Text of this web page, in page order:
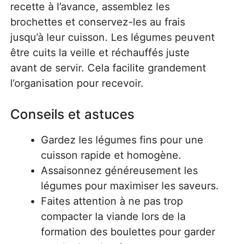
recette à l’avance, assemblez les
brochettes et conservez-les au frais
jusqu’à leur cuisson. Les légumes peuvent
être cuits la veille et réchauffés juste
avant de servir. Cela facilite grandement
l’organisation pour recevoir.
Conseils et astuces
Gardez les légumes fins pour une
cuisson rapide et homogène.
Assaisonnez généreusement les
légumes pour maximiser les saveurs.
Faites attention à ne pas trop
compacter la viande lors de la
formation des boulettes pour garder